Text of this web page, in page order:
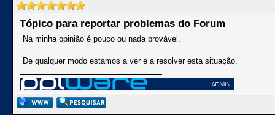
Tópico para reportar problemas do Forum
Na minha opinião é pouco ou nada provável.
De qualquer modo estamos a ver e a resolver esta situação.